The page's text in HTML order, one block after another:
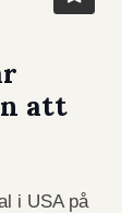
att
i USA på